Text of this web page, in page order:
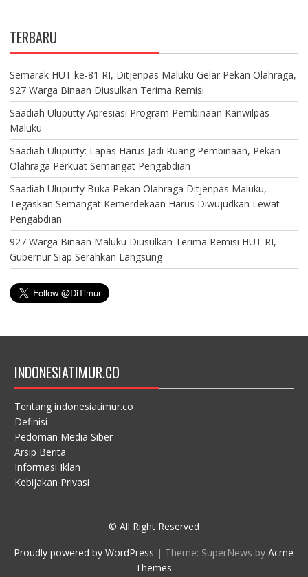
TERBARU
Semarak HUT ke-81 RI, Ditjenpas Maluku Gelar Pekan Olahraga,
927 Warga Binaan Diusulkan Terima Remisi
Saadiah Uluputty Apresiasi Program Pembinaan Kanwilpas
Maluku
Saadiah Uluputty: Lapas Harus Jadi Ruang Pembinaan, Pekan
Olahraga Perkuat Semangat Pengabdian
Saadiah Uluputty Buka Pekan Olahraga Ditjenpas Maluku,
Tegaskan Semangat Kemerdekaan Harus Diwujudkan Lewat
Pengabdian
927 Warga Binaan Maluku Diusulkan Terima Remisi HUT RI,
Gubernur Siap Serahkan Langsung
INDONESIATIMUR.CO
Tentang indonesiatimur.co
Definisi
Pedoman Media Siber
Arsip Berita
Informasi Iklan
Kebijakan Privasi
© All Right Reserved
Proudly powered by WordPress | Theme: SuperNews byAcme
Themes